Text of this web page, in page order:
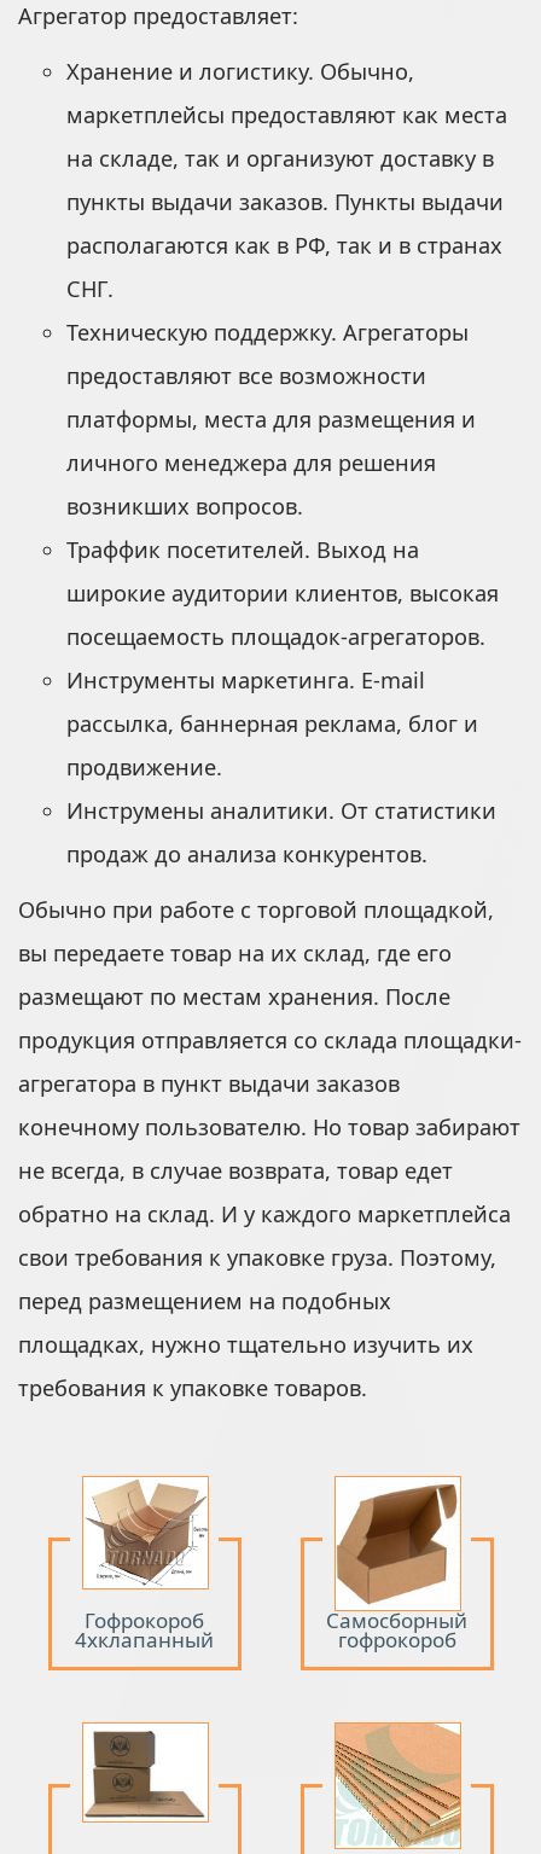
Агрегатор предоставляет:
Хранение и логистику. Обычно,
маркетплейсы предоставляют как места
на складе, так и организуют доставку в
пункты выдачи заказов. Пункты выдачи
располагаются как в РФ, так и в странах
СНГ.
Техническую поддержку. Агрегаторы
предоставляют все возможности
платформы, места для размещения и
личного менеджера для решения
возникших вопросов.
Траффик посетителей. Выход на
широкие аудитории клиентов, высокая
посещаемость площадок-агрегаторов.
Инструменты маркетинга. E-mail
рассылка, баннерная реклама, блог и
продвижение.
Инструмены аналитики. От статистики
продаж до анализа конкурентов.
Обычно при работе с торговой площадкой,
вы передаете товар на их склад, где его
размещают по местам хранения. После
продукция отправляется со склада площадки-
агрегатора в пункт выдачи заказов
конечному пользователю. Но товар забирают
не всегда, в случае возврата, товар едет
обратно на склад. И у каждого маркетплейса
свои требования к упаковке груза. Поэтому,
перед размещением на подобных
площадках, нужно тщательно изучить их
требования к упаковке товаров.
Гофрокороб
4хклапанный
Самосборный
гофрокороб